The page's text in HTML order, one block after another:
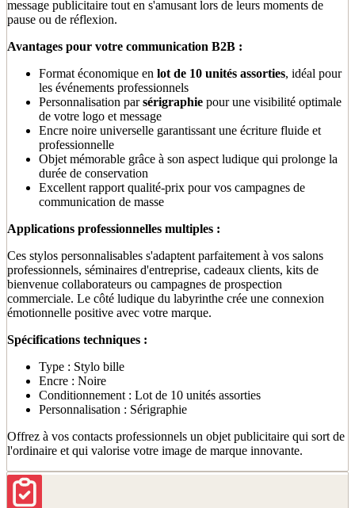
message publicitaire tout en s'amusant lors de leurs moments de
pause ou de réflexion.
Avantages pour votre communication B2B :
Format économique en lot de 10 unités assorties, idéal pour
les événements professionnels
Personnalisation parsérigraphie pour une visibilité optimale
de votre logo et message
Encre noire universelle garantissant une écriture fluide et
professionnelle
Objet mémorable grâce à son aspect ludique qui prolonge la
durée de conservation
Excellent rapport qualité-prix pour vos campagnes de
communication de masse
Applications professionnelles multiples :
Ces stylos personnalisables s'adaptent parfaitement à vos salons
professionnels, séminaires d'entreprise, cadeaux clients, kits de
bienvenue collaborateurs ou campagnes de prospection
commerciale. Le côté ludique du labyrinthe crée une connexion
émotionnelle positive avec votre marque.
Spécifications techniques :
Type : Stylo bille
Encre : Noire
Conditionnement : Lot de 10 unités assorties
Personnalisation : Sérigraphie
Offrez à vos contacts professionnels un objet publicitaire qui sort de
l'ordinaire et qui valorise votre image de marque innovante.